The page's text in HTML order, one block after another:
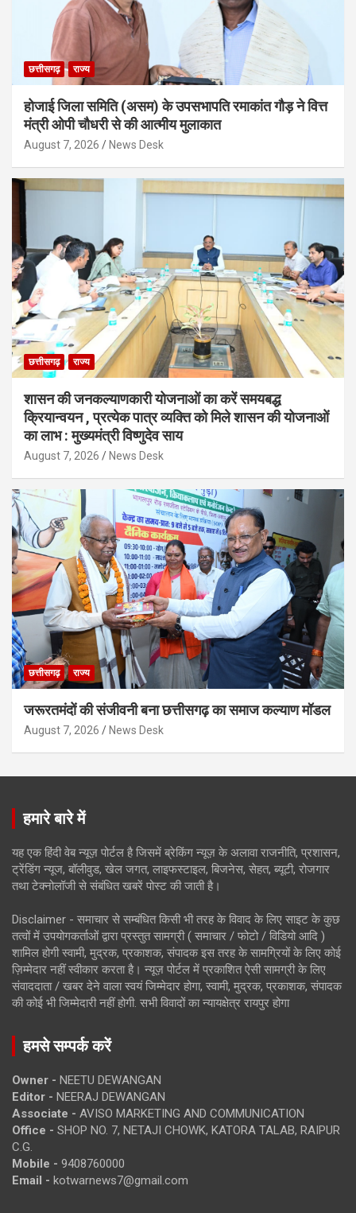
छत्तीसगढ़ राज्य
होजाई जिला समिति (असम) के उपसभापति रमाकांत गौड़ ने वित्त
मंत्री ओपी चौधरी से की आत्मीय मुलाकात
August 7, 2026 News Desk
छत्तीसगढ़ राज्य
शासन की जनकल्याणकारी योजनाओं का करें समयबद्ध
क्रियान्वयन , प्रत्येक पात्र व्यक्ति को मिले शासन की योजनाओं
का लाभ : मुख्यमंत्री विष्णुदेव साय
August 7, 2026 News Desk
छत्तीसगढ़ राज्य
जरूरतमंदों की संजीवनी बना छत्तीसगढ़ का समाज कल्याण मॉडल
August 7, 2026 News Desk
हमारे बारे में
यह एक हिंदी वेब न्यूज़ पोर्टल है जिसमें ब्रेकिंग न्यूज़ के अलावा राजनीति, प्रशासन,
ट्रेंडिंग न्यूज, बॉलीवुड, खेल जगत, लाइफस्टाइल, बिजनेस, सेहत, ब्यूटी, रोजगार
तथा टेक्नोलॉजी से संबंधित खबरें पोस्ट की जाती है।
Disclaimer - समाचार से सम्बंधित किसी भी तरह के विवाद के लिए साइट के कुछ
तत्वों में उपयोगकर्ताओं द्वारा प्रस्तुत सामग्री ( समाचार / फोटो / विडियो आदि )
शामिल होगी स्वामी, मुद्रक, प्रकाशक, संपादक इस तरह के सामग्रियों के लिए कोई
ज़िम्मेदार नहीं स्वीकार करता है। न्यूज़ पोर्टल में प्रकाशित ऐसी सामग्री के लिए
संवाददाता / खबर देने वाला स्वयं जिम्मेदार होगा, स्वामी, मुद्रक, प्रकाशक, संपादक
की कोई भी जिम्मेदारी नहीं होगी. सभी विवादों का न्यायक्षेत्र रायपुर होगा
हमसे सम्पर्क करें
Owner - NEETU DEWANGAN
Editor - NEERAJ DEWANGAN
Associate - AVISO MARKETING AND COMMUNICATION
Office - SHOP NO. 7, NETAJI CHOWK, KATORA TALAB, RAIPUR
C.G.
Mobile - 9408760000
Email - kotwarnews7@gmail.com